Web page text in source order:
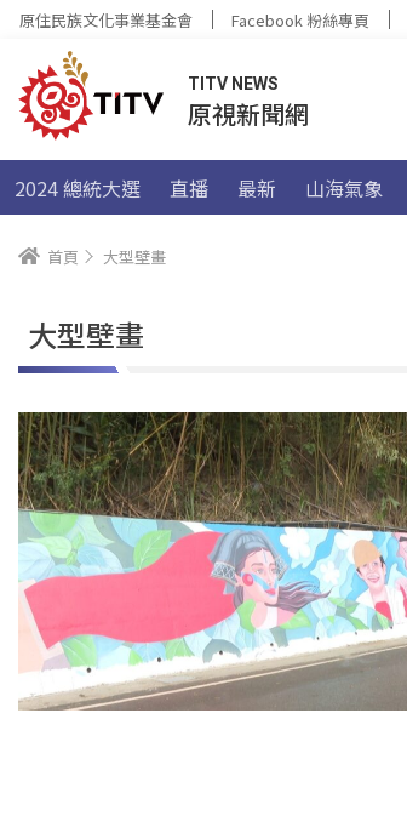
原住民族文化事業基金會 Facebook 粉絲專頁
TITV NEWS
原視新聞網
2024 總統大選 直播 最新 山海氣象
首頁 大型壁畫
大型壁畫